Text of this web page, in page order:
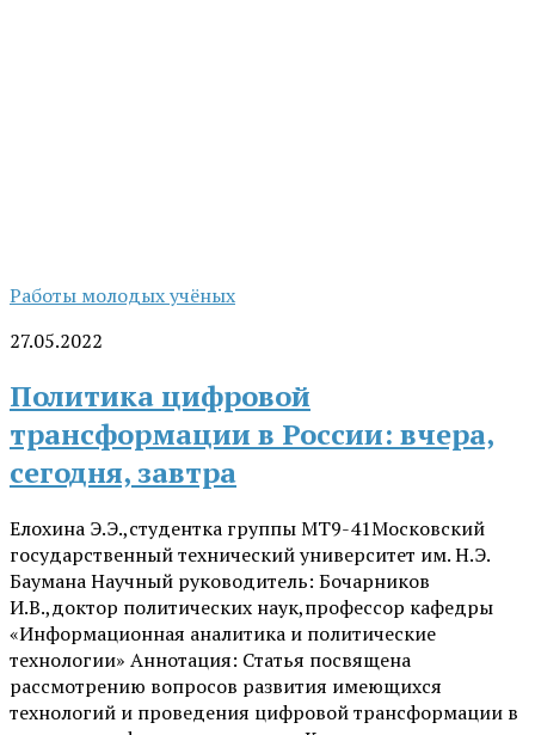
Работы молодых учёных
27.05.2022
Политика цифровой
трансформации в России: вчера,
сегодня, завтра
Елохина Э.Э.,студентка группы МТ9-41Московский
государственный технический университет им. Н.Э.
Баумана Научный руководитель: Бочарников
И.В.,доктор политических наук,профессор кафедры
«Информационная аналитика и политические
технологии» Аннотация: Статья посвящена
рассмотрению вопросов развития имеющихся
технологий и проведения цифровой трансформации в